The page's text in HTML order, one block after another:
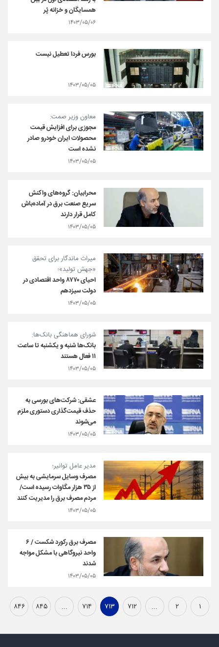
همسایگان و خزانه پُر
۱۴۰۳/۰۵/۰۶
بورس فردا تعطیل نیست
۱۴۰۳/۰۵/۰۵
معاون وزیر صمت:
مجوزی برای افزایش قیمت
محصولات ایران خودرو صادر
نشده است
۱۴۰۳/۰۵/۰۵
محرابیان: گروه‌های واکنش
سریع صنعت برق در آماده‌باش
کامل قرار دارند
۱۴۰۳/۰۵/۰۵
میراث ماندگار برای تحقق
«جهش تولید»؛
احیای ۸۷۷۰ واحد اقتصادی در
دولت سیزدهم
۱۴۰۳/۰۵/۰۵
شورای هماهنگی بانک‌ها:
بانک‌ها شنبه و یکشنبه تا ساعت
۱۱ فعال هستند
۱۴۰۳/۰۵/۰۵
عشقی: شرکت‌های بورسی به
حذف قیمت‌گذاری دستوری ملزم
می‌شوند
۱۴۰۳/۰۵/۰۵
مدیر عامل توانیر؛
مصرف وسایل سرمایشی به بیش
از ٣۵ هزار مگاوات رسیده است/
مردم مصرف برق را مدیریت کنند
۱۴۰۳/۰۵/۰۵
مصرف برق رکورد شکست / ۶
واحد نیروگاهی با مشکل مواجه
شدند
۱۴۰۳/۰۵/۰۵
۱ ۲ ... ۷۱۲ ۷۱۳ ۷۱۴ ... ۸۴۵ ۸۴۶